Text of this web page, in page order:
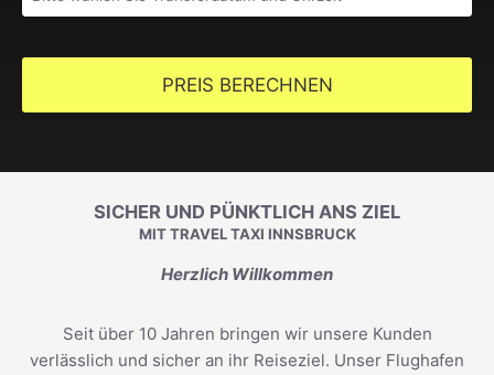
PREIS BERECHNEN
SICHER UND PÜNKTLICH ANS ZIEL
MIT TRAVEL TAXI INNSBRUCK
Herzlich Willkommen
Seit über 10 Jahren bringen wir unsere Kunden
verlässlich und sicher an ihr Reiseziel. Unser Flughafen